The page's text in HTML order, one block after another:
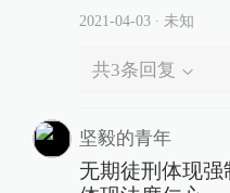
2021-04-03∙ 未知
共3条回复
坚毅的青年
无期徒刑体现强